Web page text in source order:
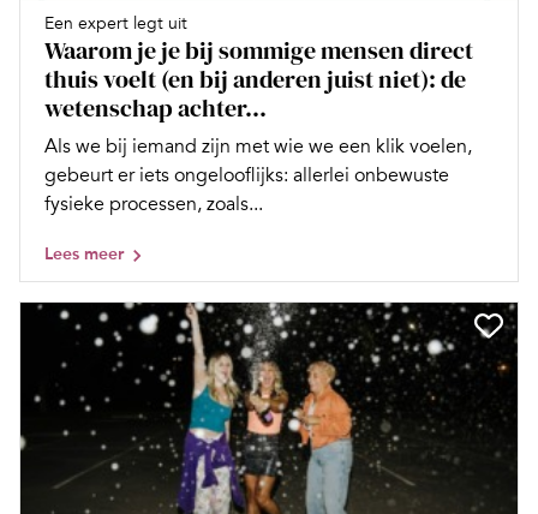
Een expert legt uit
Waarom je je bij sommige mensen direct
thuis voelt (en bij anderen juist niet): de
wetenschap achter...
Als we bij iemand zijn met wie we een klik voelen,
gebeurt er iets ongelooflijks: allerlei onbewuste
fysieke processen, zoals...
Lees meer